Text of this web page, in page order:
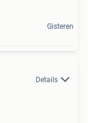
Gisteren
Details